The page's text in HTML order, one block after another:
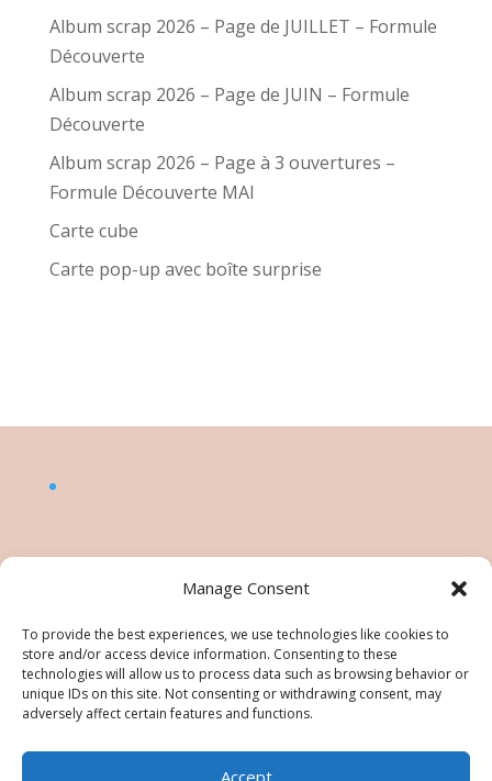
Manage Consent
To provide the best experiences, we use technologies like cookies to
store and/or access device information. Consenting to these
technologies will allow us to process data such as browsing behavior or
unique IDs on this site. Not consenting or withdrawing consent, may
adversely affect certain features and functions.
Accept
Album scrap 2026 – Page de JUILLET – Formule
Découverte
Album scrap 2026 – Page de JUIN – Formule
Découverte
Album scrap 2026 – Page à 3 ouvertures –
Formule Découverte MAI
Carte cube
Carte pop-up avec boîte surprise
©Nésiris. Katia Picollier est Démonstratrice